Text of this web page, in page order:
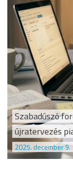
Szabadúszó
újratervezés
2025. december 9.